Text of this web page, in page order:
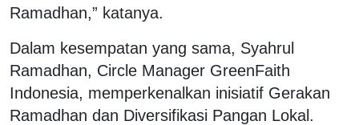
Ramadhan,” katanya.
Dalam kesempatan yang sama, Syahrul
Ramadhan, Circle Manager GreenFaith
Indonesia, memperkenalkan inisiatif Gerakan
Ramadhan dan Diversifikasi Pangan Lokal.